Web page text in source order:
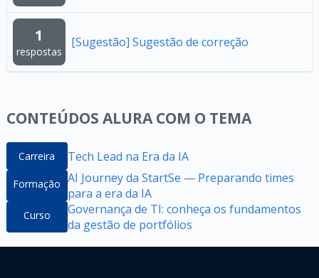
1
respostas
[Sugestão] Sugestão de correção
CONTEÚDOS ALURA COM O TEMA
Carreira Tech Lead na Era da IA
Formação AI Journey da StartSe — Preparando times
para a era da IA
Curso
Governança de TI: conheça os fundamentos
da gestão de portfólios